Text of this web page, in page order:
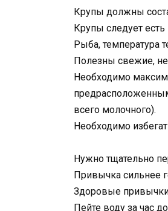
Крупы должны
Крупы следует
Рыба, температура
Полезны свежие,
Необходимо
всего молочного).
Необходимо
Нужно тщательно
Привычка сильнее
Здоровые
Пейте воду за час